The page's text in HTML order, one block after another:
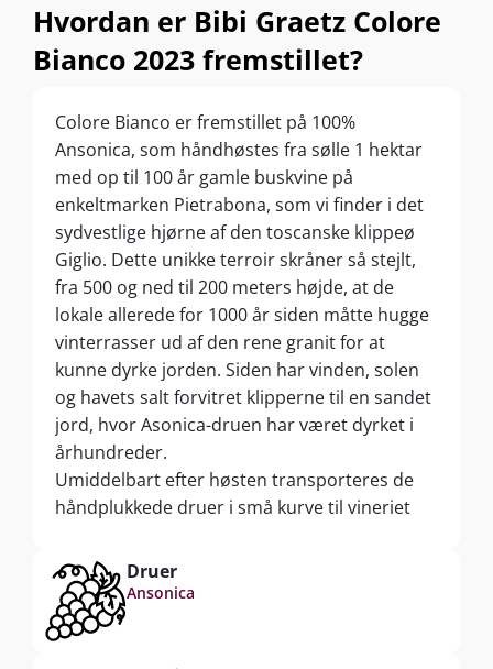
Hvordan er Bibi Graetz Colore
Bianco 2023 fremstillet?
Colore Bianco er fremstillet på 100%
Ansonica, som håndhøstes fra sølle 1 hektar
med op til 100 år gamle buskvine på
enkeltmarken Pietrabona, som vi finder i det
sydvestlige hjørne af den toscanske klippeø
Giglio. Dette unikke terroir skråner så stejlt,
fra 500 og ned til 200 meters højde, at de
lokale allerede for 1000 år siden måtte hugge
vinterrasser ud af den rene granit for at
kunne dyrke jorden. Siden har vinden, solen
og havets salt forvitret klipperne til en sandet
jord, hvor Asonica-druen har været dyrket i
århundreder.
Umiddelbart efter høsten transporteres de
håndplukkede druer i små kurve til vineriet
og skånsomt pressede druer gærer først ved
lave temperaturer på ståltank i 6-7 dage.
Herefter omstikkes 70% af hvidvinen til 10
dages fortsat gæring på helt nye, 1 år gamle
Druer
Ansonica